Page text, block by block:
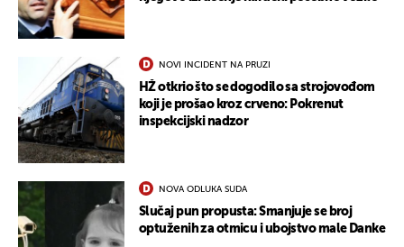
NOVI INCIDENT NA PRUZI
HŽ otkrio što se dogodilo sa strojovođom
koji je prošao kroz crveno: Pokrenut
inspekcijski nadzor
NOVA ODLUKA SUDA
Slučaj pun propusta: Smanjuje se broj
optuženih za otmicu i ubojstvo male Danke